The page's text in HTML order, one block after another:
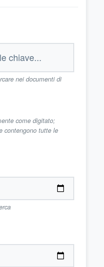
nei documenti di
come digitato;
contengono tutte le